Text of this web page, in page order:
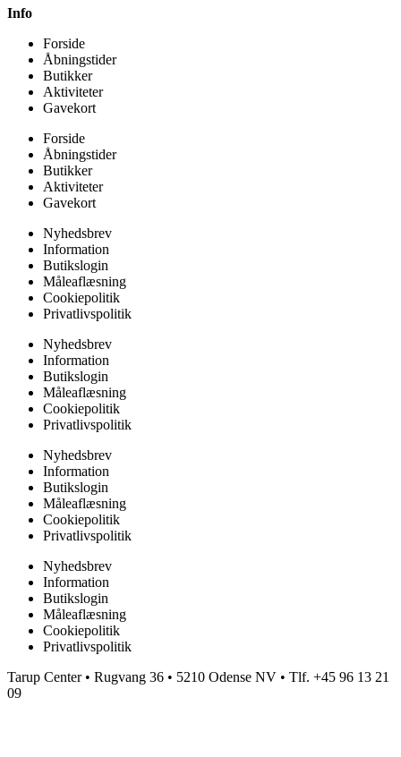
Info
Forside
Åbningstider
Butikker
Aktiviteter
Gavekort
Forside
Åbningstider
Butikker
Aktiviteter
Gavekort
Nyhedsbrev
Information
Butikslogin
Måleaflæsning
Cookiepolitik
Privatlivspolitik
Nyhedsbrev
Information
Butikslogin
Måleaflæsning
Cookiepolitik
Privatlivspolitik
Nyhedsbrev
Information
Butikslogin
Måleaflæsning
Cookiepolitik
Privatlivspolitik
Nyhedsbrev
Information
Butikslogin
Måleaflæsning
Cookiepolitik
Privatlivspolitik
Tarup Center • Rugvang 36 • 5210 Odense NV • Tlf. +45 96 13 21
09